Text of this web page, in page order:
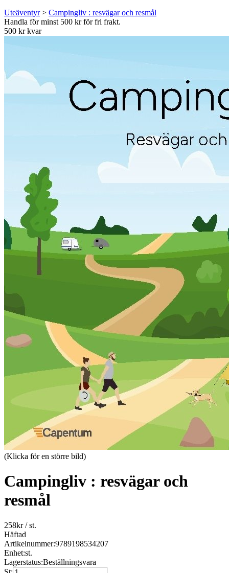
Uteäventyr> Campingliv : resvägar och resmål
Handla för minst 500 kr för fri frakt.
500 kr kvar
(Klicka för en större bild)
Campingliv : resvägar och
resmål
258kr/ st.
Häftad
Artikelnummer:9789198534207
Enhet:st.
Lagerstatus:Beställningsvara